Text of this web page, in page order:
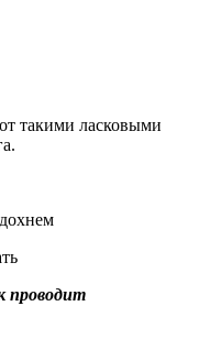
такими ласковыми
проводит